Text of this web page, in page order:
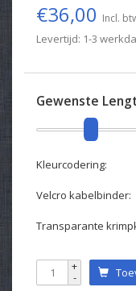
€36,00 Incl.
Levertijd: 1-3
Gewenste
Kleurcodering:
Velcro kabelbinder:
Transparante
+
-